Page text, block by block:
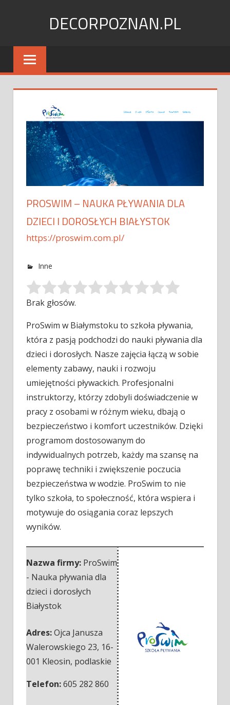
DECORPOZNAN.PL
PROSWIM – NAUKA PŁYWANIA DLA
DZIECI I DOROSŁYCH BIAŁYSTOK
https://proswim.com.pl/
Inne
Brak głosów.
ProSwim w Białymstoku to szkoła pływania,
która z pasją podchodzi do nauki pływania dla
dzieci i dorosłych. Nasze zajęcia łączą w sobie
elementy zabawy, nauki i rozwoju
umiejętności pływackich. Profesjonalni
instruktorzy, którzy zdobyli doświadczenie w
pracy z osobami w różnym wieku, dbają o
bezpieczeństwo i komfort uczestników. Dzięki
programom dostosowanym do
indywidualnych potrzeb, każdy ma szansę na
poprawę techniki i zwiększenie poczucia
bezpieczeństwa w wodzie. ProSwim to nie
tylko szkoła, to społeczność, która wspiera i
motywuje do osiągania coraz lepszych
wyników.
Nazwa firmy: ProSwim
- Nauka pływania dla
dzieci i dorosłych
Białystok
Adres:Ojca Janusza
Walerowskiego 23, 16-
001 Kleosin, podlaskie
Telefon:605 282 860